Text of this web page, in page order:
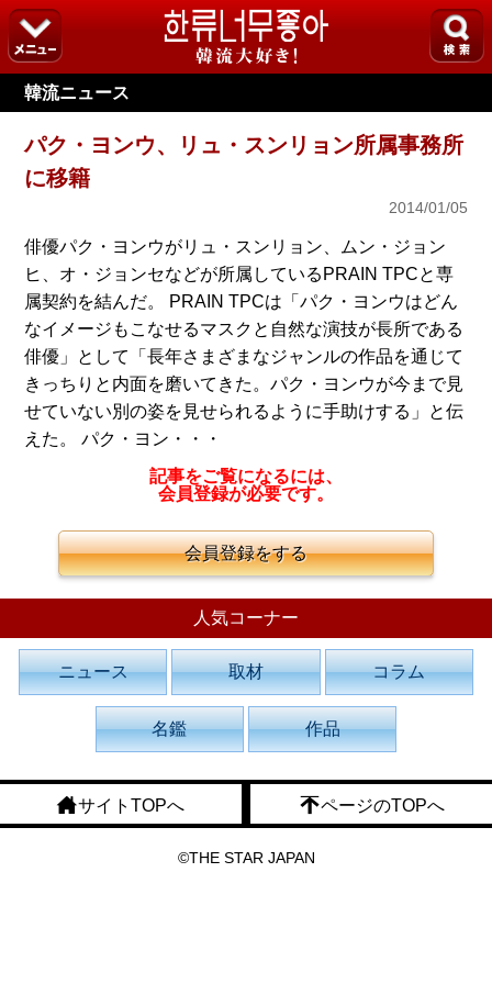
韓流ニュース
パク・ヨンウ、リュ・スンリョン所属事務所
に移籍
2014/01/05
俳優パク・ヨンウがリュ・スンリョン、ムン・ジョン
ヒ、オ・ジョンセなどが所属しているPRAIN TPCと専
属契約を結んだ。 PRAIN TPCは「パク・ヨンウはどん
なイメージもこなせるマスクと自然な演技が長所である
俳優」として「長年さまざまなジャンルの作品を通じて
きっちりと内面を磨いてきた。パク・ヨンウが今まで見
せていない別の姿を見せられるように手助けする」と伝
えた。 パク・ヨン・・・
記事をご覧になるには、
会員登録が必要です。
会員登録をする
人気コーナー
ニュース 取材 コラム
名鑑 作品
サイトTOPへ ページのTOPへ
©THE STAR JAPAN